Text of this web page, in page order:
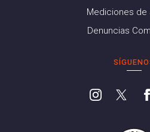
Mediciones de
Denuncias